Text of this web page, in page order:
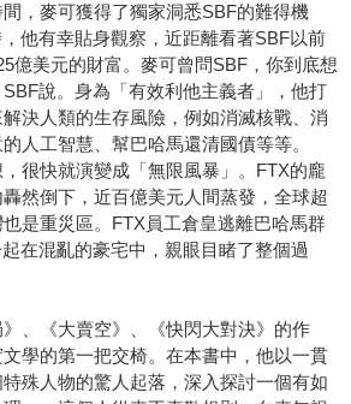
Zeke這本書的英文版比麥可的《無限
記得第一次拿到書稿，幾乎一口氣讀
在太好笑也太精彩了。果然，不久之
度最佳好書，這本《幣漲無疑》幾乎
《紐約時報》、《華盛頓郵報》、
融時報》，到專業科技媒體《The
我算了一下，這本書至少獲得13項殊
看的財經書，Zeke不會讓你失望。
，麥可獲得了獨家洞悉SBF的難得機
他有幸貼身觀察，近距離看著SBF以前
億美元的財富。麥可曾問SBF，你到底想
SBF說。身為「有效利他主義者」，他打
決人類的生存風險，例如消滅核戰、消
人工智慧、幫巴哈馬還清國債等等。
很快就演變成「無限風暴」。FTX的龐
然倒下，近百億美元人間蒸發，全球超
是重災區。FTX員工倉皇逃離巴哈馬群
在混亂的豪宅中，親眼目睹了整個過
、《大賣空》、《快閃大對決》的作
學的第一把交椅。在本書中，他以一貫
殊人物的驚人起落，深入探討一個有如